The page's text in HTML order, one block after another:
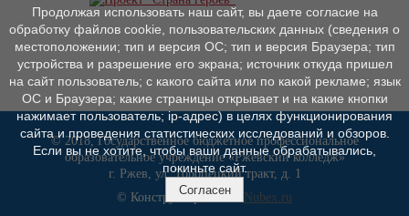
© 2018, Государственное бюджетное профессиональное
образовательное учреждение «Ржевский колледж»
г. Ржев, ул. Торопецкий тракт, д. 1
© Конструктор сайтов
Nubex.ru
Продолжая использовать наш сайт, вы даете согласие на
обработку файлов cookie, пользовательских данных (сведения о
местоположении; тип и версия ОС; тип и версия Браузера; тип
устройства и разрешение его экрана; источник откуда пришел
на сайт пользователь; с какого сайта или по какой рекламе; язык
ОС и Браузера; какие страницы открывает и на какие кнопки
нажимает пользователь; ip-адрес) в целях функционирования
сайта и проведения статистических исследований и обзоров.
Если вы не хотите, чтобы ваши данные обрабатывались,
покиньте сайт.
Согласен